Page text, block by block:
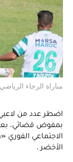
مباراة الرجاء
اضطر عدد من لاعبي
بمفوض قضائي،
الاجتماعي الفوري
الأخضر .